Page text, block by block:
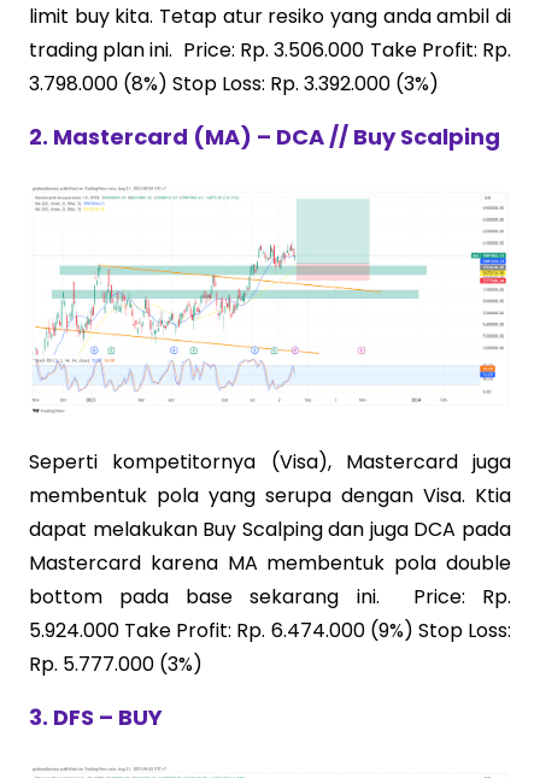
limit buy kita. Tetap atur resiko yang anda ambil di
trading plan ini. Price: Rp. 3.506.000 Take Profit: Rp.
3.798.000 (8%) Stop Loss: Rp. 3.392.000 (3%)
2. Mastercard (MA) – DCA // Buy Scalping
Seperti kompetitornya (Visa), Mastercard juga
membentuk pola yang serupa dengan Visa. Ktia
dapat melakukan Buy Scalping dan juga DCA pada
Mastercard karena MA membentuk pola double
bottom pada base sekarang ini. Price: Rp.
5.924.000 Take Profit: Rp. 6.474.000 (9%) Stop Loss:
Rp. 5.777.000 (3%)
3. DFS – BUY